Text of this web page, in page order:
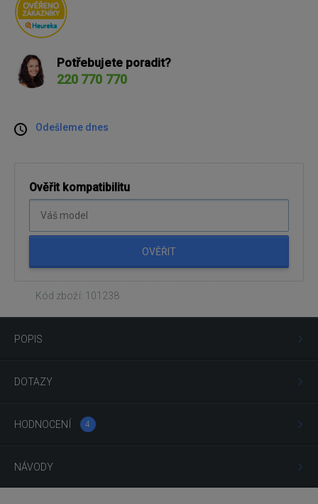
Potřebujete poradit?
220 770 770
Odešleme dnes
Ověřit kompatibilitu
OVĚŘIT
Kód zboží: 101238
POPIS
DOTAZY
HODNOCENÍ 4
NÁVODY